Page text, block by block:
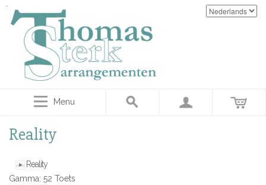
Menu
Reality
Reality
Gamma: 52 Toets